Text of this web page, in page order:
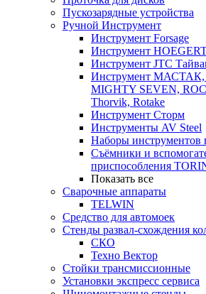
Пускозарядные устройства
Ручной Инструмент
Инструмент Forsage
Инструмент
Инструмент JTC
Инструмент МАСТАК,
MIGHTY SEVEN,
Thorvik, Rotake
Инструмент Сторм
Инструменты AV Steel
Наборы инструментов
Съёмники и
приспособления
Показать все
Сварочные аппараты
TELWIN
Средство для автомоек
Стенды развал-схождения
СКО
Техно Вектор
Стойки трансмиссионные
Установки экспресс сервиса